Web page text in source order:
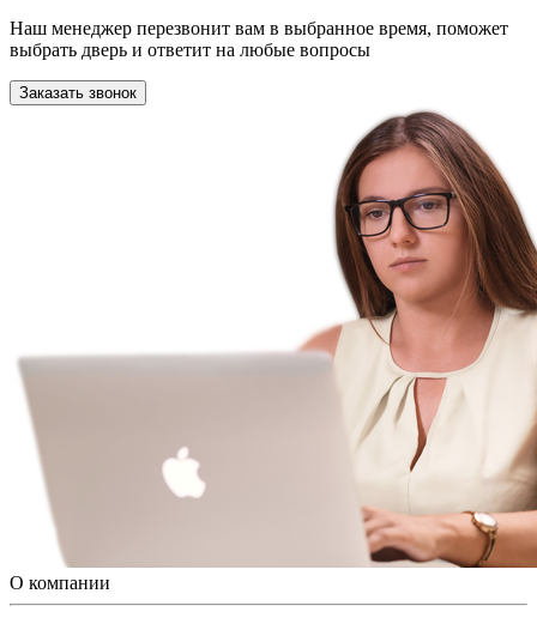
Наш менеджер перезвонит вам в выбранное время, поможет
выбрать дверь и ответит на любые вопросы
Заказать звонок
О компании